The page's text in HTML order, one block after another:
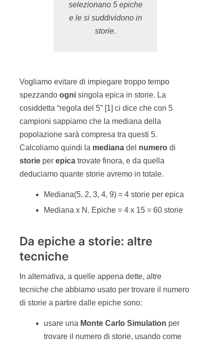
selezionano 5 epiche
e le si suddividono in
storie.
Vogliamo evitare di impiegare troppo tempo
spezzando ogni singola epica in storie. La
cosiddetta “regola del 5” [1] ci dice che con 5
campioni sappiamo che la mediana della
popolazione sarà compresa tra questi 5.
Calcoliamo quindi la mediana del numero di
storie per epica trovate finora, e da quella
deduciamo quante storie avremo in totale.
Mediana(5, 2, 3, 4, 9) = 4 storie per epica
Mediana x N. Epiche = 4 x 15 = 60 storie
Da epiche a storie: altre
tecniche
In alternativa, a quelle appena dette, altre
tecniche che abbiamo usato per trovare il numero
di storie a partire dalle epiche sono:
usare una Monte Carlo Simulation per
trovare il numero di storie, usando come